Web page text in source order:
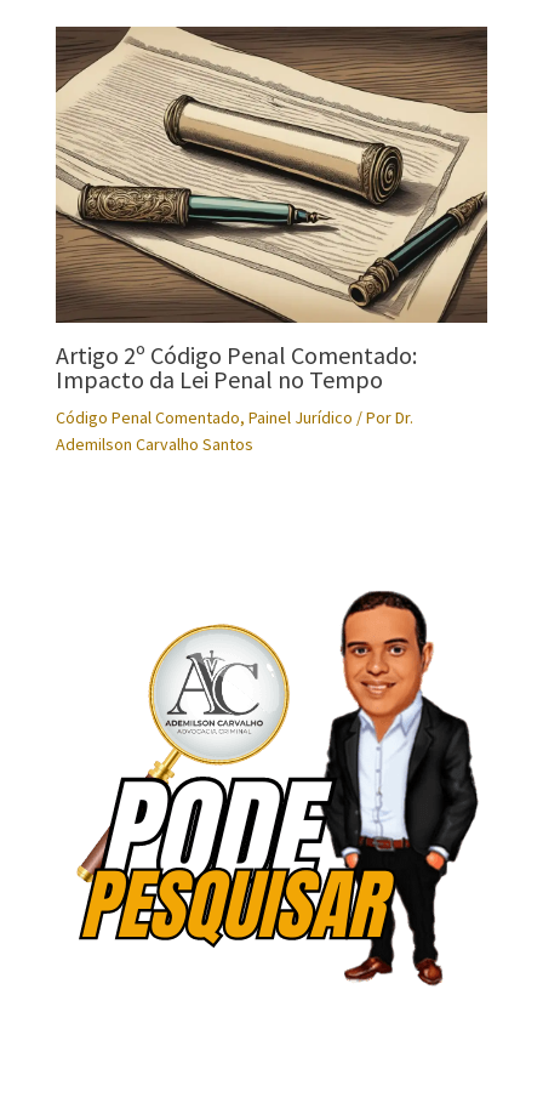
Artigo 2º Código Penal Comentado:
Impacto da Lei Penal no Tempo
Código Penal Comentado, Painel Jurídico / PorDr.
Ademilson Carvalho Santos